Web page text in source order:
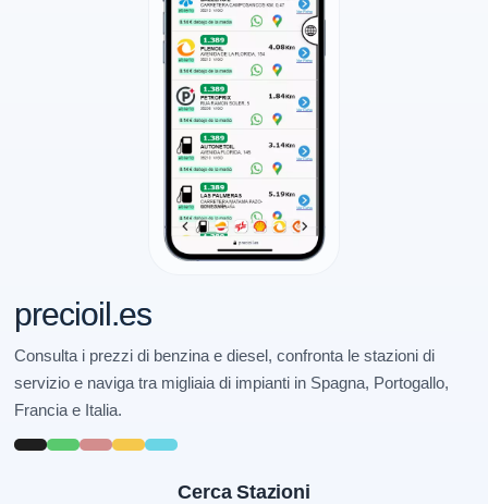
precioil.es
Consulta i prezzi di benzina e diesel, confronta le stazioni di
servizio e naviga tra migliaia di impianti in Spagna, Portogallo,
Francia e Italia.
Cerca Stazioni